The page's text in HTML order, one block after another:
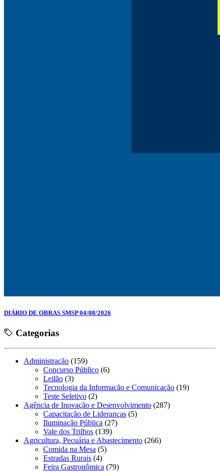
DIÁRIO DE OBRAS SMSP 04/08/2026
Categorias
Administração (159)
Concurso Público (6)
Leilão (3)
Tecnologia da Informação e Comunicação (19)
Teste Seletivo (2)
Agência de Inovação e Desenvolvimento (287)
Capacitação de Lideranças (5)
Iluminação Pública (27)
Vale dos Trilhos (139)
Agricultura, Pecuária e Abastecimento (266)
Comida na Mesa (5)
Estradas Rurais (4)
Feira Gastronômica (79)